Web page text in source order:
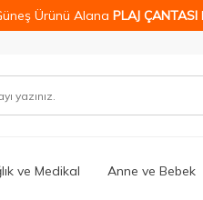
Ürünü Alana PLAJ ÇANTASI
ve Medikal Anne ve Bebek